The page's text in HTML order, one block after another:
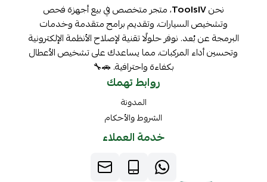
نحنToolsIV، متجر متخصص في بيع أجهزة فحص
وتشخيص السيارات، وتقديم برامج متقدمة وخدمات
البرمجة عن بُعد. نوفر حلولًا تقنية لإصلاح الأنظمة الإلكترونية
وتحسين أداء المركبات، مما يساعدك على تشخيص الأعطال
بكفاءة واحترافية. 🚗🔧
روابط تهمك
المدونة
الشروط والأحكام
خدمة العملاء